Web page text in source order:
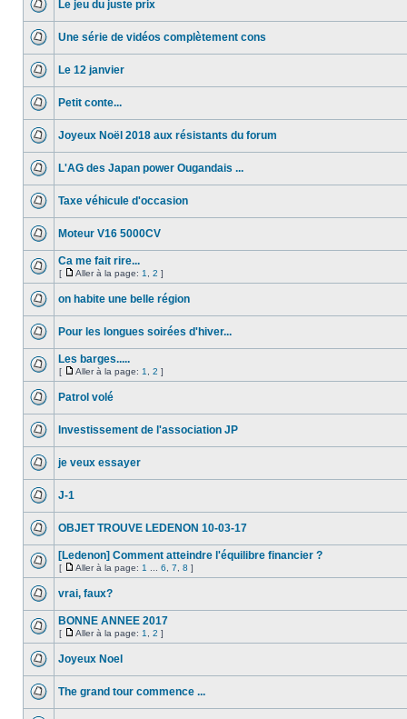
Le jeu du juste prix
Une série de vidéos complètement cons
Le 12 janvier
Petit conte...
Joyeux Noël 2018 aux résistants du forum
L'AG des Japan power Ougandais ...
Taxe véhicule d'occasion
Moteur V16 5000CV
Ca me fait rire...
[ Aller à la page: 1 2 ]
on habite une belle région
Pour les longues soirées d'hiver...
Les barges.....
[ Aller à la page: 1 2 ]
Patrol volé
Investissement​ de l'association JP
je veux essayer
J-1
OBJET TROUVE LEDENON 10-03-17
[Ledenon] Comment atteindre l'équilibre financier ?
[ Aller à la page: 1 6 7 8 ]
vrai, faux?
BONNE ANNEE 2017
[ Aller à la page: 1 2 ]
Joyeux Noel
The grand tour commence ...